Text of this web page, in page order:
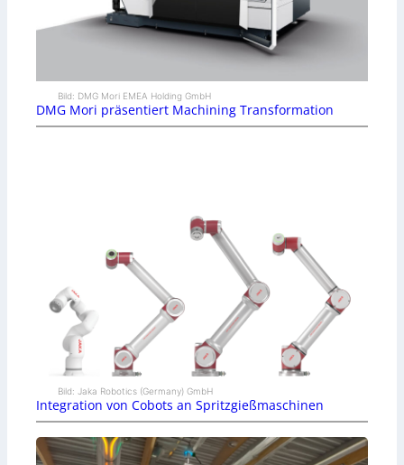
Bild: DMG Mori EMEA Holding GmbH
DMG Mori präsentiert Machining Transformation
Bild: Jaka Robotics (Germany) GmbH
Integration von Cobots an Spritzgießmaschinen